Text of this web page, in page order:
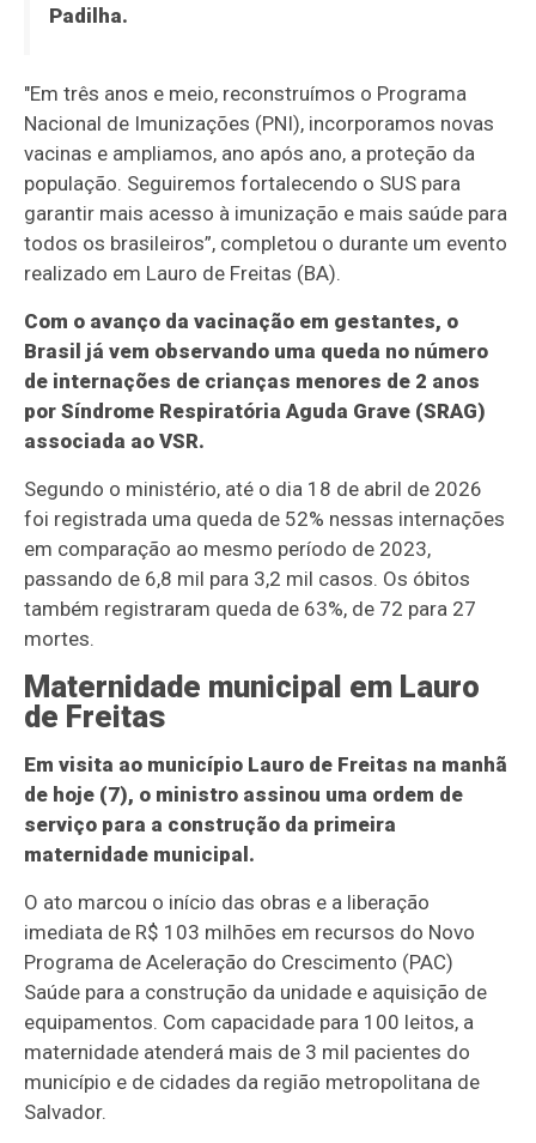
Padilha.
"Em três anos e meio, reconstruímos o Programa
Nacional de Imunizações (PNI), incorporamos novas
vacinas e ampliamos, ano após ano, a proteção da
população. Seguiremos fortalecendo o SUS para
garantir mais acesso à imunização e mais saúde para
todos os brasileiros”, completou o durante um evento
realizado em Lauro de Freitas (BA).
Com o avanço da vacinação em gestantes, o
Brasil já vem observando uma queda no número
de internações de crianças menores de 2 anos
por Síndrome Respiratória Aguda Grave (SRAG)
associada ao VSR.
Segundo o ministério, até o dia 18 de abril de 2026
foi registrada uma queda de 52% nessas internações
em comparação ao mesmo período de 2023,
passando de 6,8 mil para 3,2 mil casos. Os óbitos
também registraram queda de 63%, de 72 para 27
mortes.
Maternidade municipal em Lauro
de Freitas
Em visita ao município Lauro de Freitas na manhã
de hoje (7), o ministro assinou uma ordem de
serviço para a construção da primeira
maternidade municipal.
O ato marcou o início das obras e a liberação
imediata de R$ 103 milhões em recursos do Novo
Programa de Aceleração do Crescimento (PAC)
Saúde para a construção da unidade e aquisição de
equipamentos. Com capacidade para 100 leitos, a
maternidade atenderá mais de 3 mil pacientes do
município e de cidades da região metropolitana de
Salvador.